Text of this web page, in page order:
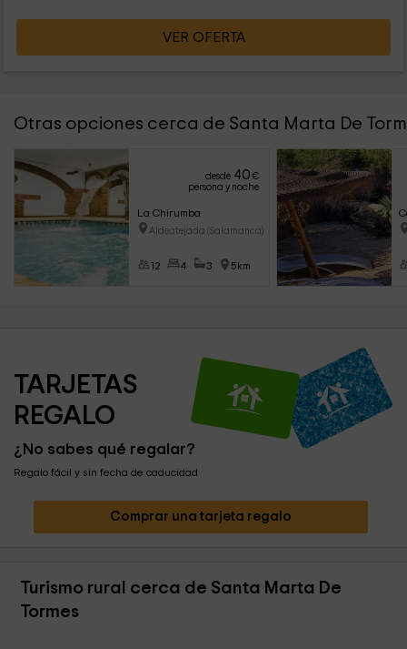
VER OFERTA
Otras opciones cerca de Santa Marta De
desde 40€
persona y noche
La Chirumba
Aldeatejada (Salamanca)
12 4 3 5km
TARJETAS
REGALO
¿No sabes qué regalar?
Regalo fácil y sin fecha de caducidad
Comprar una tarjeta regalo
Turismo rural cerca de Santa Marta De
Tormes